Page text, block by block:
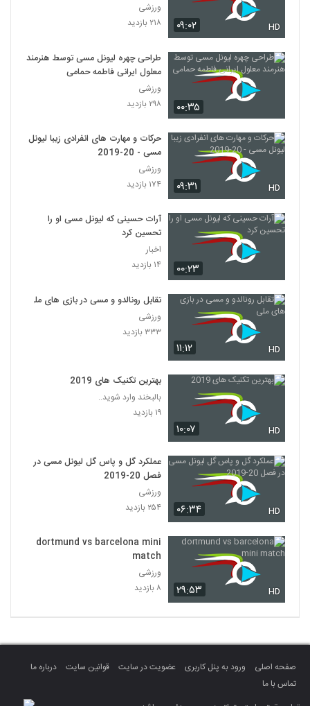
۰۹:۰۲ HD
ورزشی
۲۱۸ بازدید
۰۰:۳۵
طراحی چهره لیونل مسی توسط هنرمند
معلول ایرانی فاطمه حمامی
ورزشی
۲۹۸ بازدید
۰۹:۳۱ HD
حرکات و مهارت های انفرادی زیبا لیونل
مسی - 20-2019
ورزشی
۱۷۴ بازدید
۰۰:۲۳
آرات حسینی که لیونل مسی او را
تحسین کرد
اخبار
۱۴ بازدید
۱۱:۱۲ HD
تقابل رونالدو و مسی در بازی های ملی
ورزشی
۳۳۳ بازدید
۱۰:۰۷ HD
بهترین تکنیک های 2019
بالبخند وارد شوید..
۱۹ بازدید
۰۶:۳۴ HD
عملکرد گل و پاس گل لیونل مسی در
فصل 20-2019
ورزشی
۲۵۴ بازدید
۲۹:۵۳ HD
dortmund vs barcelona mini
match
ورزشی
۸ بازدید
صفحه اصلی ورود به پنل کاربری عضویت در سایت قوانین سایت
درباره ما
تماس با ما